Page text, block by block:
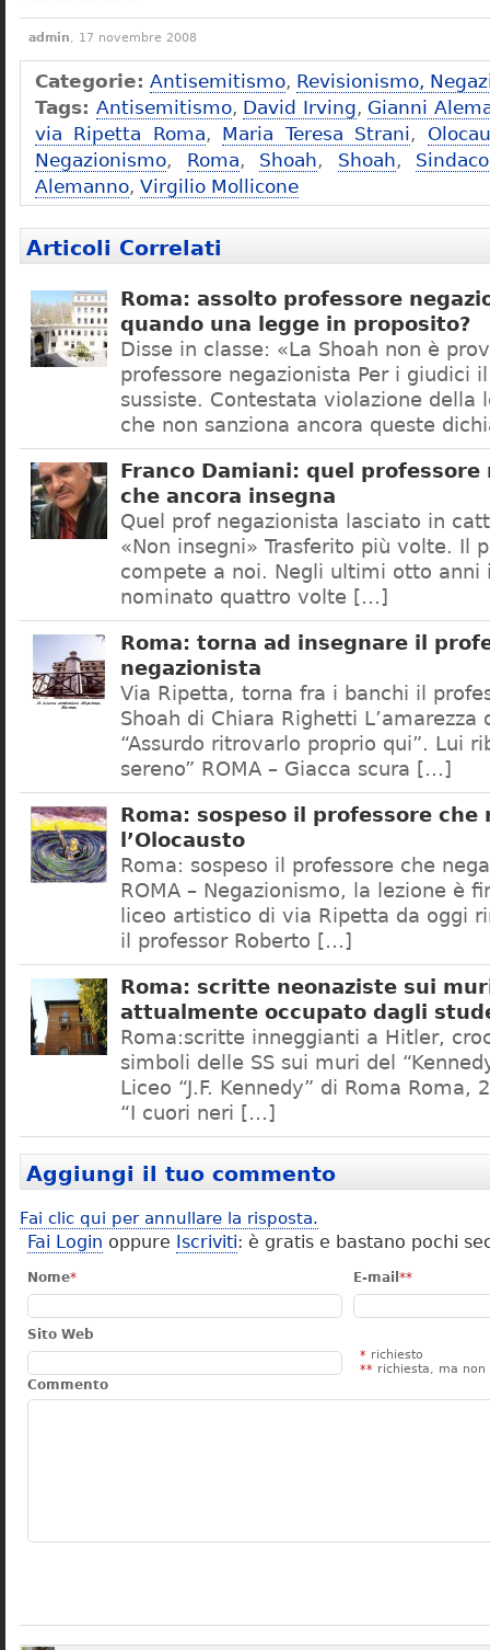
admin, 17 novembre 2008
Categorie: Antisemitismo, Revisionismo,
Tags: Antisemitismo, David Irving, Gianni
via Ripetta Roma, Maria Teresa Strani,
Negazionismo, Roma, Shoah, Shoah,
Alemanno, Virgilio Mollicone
Articoli Correlati
Roma: assolto professore
quando una legge in proposito?
Disse in classe: «La Shoah non è
professore negazionista Per i giudici
sussiste. Contestata violazione della
che non sanziona ancora queste
Franco Damiani: quel professore
che ancora insegna
Quel prof negazionista lasciato in
«Non insegni» Trasferito più volte. Il
compete a noi. Negli ultimi otto anni
nominato quattro volte […]
Roma: torna ad insegnare il
negazionista
Via Ripetta, torna fra i banchi il
Shoah di Chiara Righetti L’amarezza
“Assurdo ritrovarlo proprio qui”. Lui
sereno” ROMA – Giacca scura […]
Roma: sospeso il professore che
l’Olocausto
Roma: sospeso il professore che
ROMA – Negazionismo, la lezione è
liceo artistico di via Ripetta da oggi
il professor Roberto […]
Roma: scritte neonaziste sui
attualmente occupato dagli
Roma:scritte inneggianti a Hitler,
simboli delle SS sui muri del
Liceo “J.F. Kennedy” di Roma Roma,
“I cuori neri […]
Aggiungi il tuo commento
Fai clic qui per annullare la risposta.
Fai Login oppure Iscriviti: è gratis e bastano pochi
Nome* E-mail **
Sito Web
* richiesto
** richiesta, ma non
Commento